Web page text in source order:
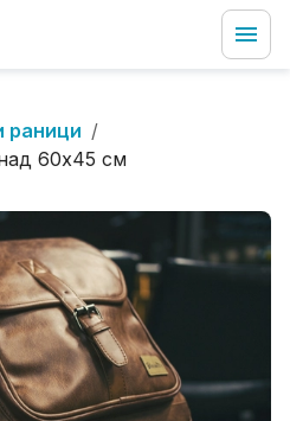
раници /
60x45 см